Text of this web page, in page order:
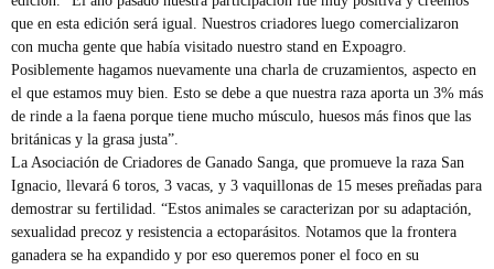
que en esta edición será igual. Nuestros criadores luego comercializaron
con mucha gente que había visitado nuestro stand en Expoagro.
Posiblemente hagamos nuevamente una charla de cruzamientos, aspecto en
el que estamos muy bien. Esto se debe a que nuestra raza aporta un 3% más
de rinde a la faena porque tiene mucho músculo, huesos más finos que las
británicas y la grasa justa”.
La Asociación de Criadores de Ganado Sanga, que promueve la raza San
Ignacio, llevará 6 toros, 3 vacas, y 3 vaquillonas de 15 meses preñadas para
demostrar su fertilidad. “Estos animales se caracterizan por su adaptación,
sexualidad precoz y resistencia a ectoparásitos. Notamos que la frontera
ganadera se ha expandido y por eso queremos poner el foco en su